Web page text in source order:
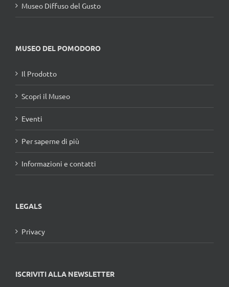
Museo Diffuso del Gusto
MUSEO DEL POMODORO
Il Prodotto
Scopri il Museo
Eventi
Per saperne di più
Informazioni e contatti
LEGALS
Privacy
ISCRIVITI ALLA NEWSLETTER